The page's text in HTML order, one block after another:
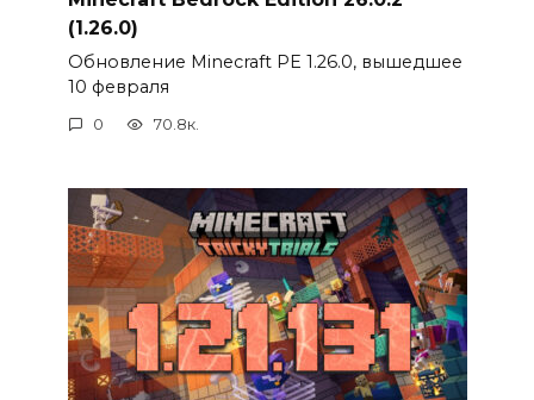
(1.26.0)
Обновление Minecraft PE 1.26.0, вышедшее
10 февраля
0 70.8к.